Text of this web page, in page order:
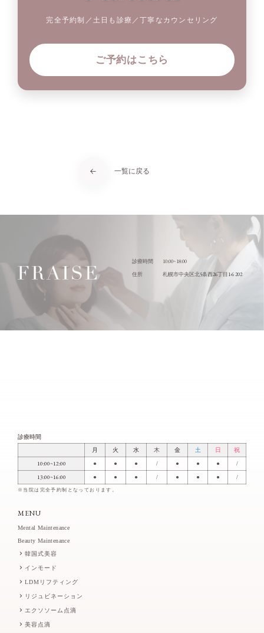
完全予約制／土日も診療／丁寧なカウンセリング
ご予約はこちら
一覧に戻る
診療時間 10:00~18:00
住所 札幌市中央区北5条西26丁目 1-6 202
診療時間
月
火 水 木 金 土 日 祝
10:00~12:00 ● ● ● / ● ● ● /
13:00~16:00 ● ● ● / ● ● ● /
※当院は完全予約制となっております。
MENU
Mental Maintenance
Beauty Maintenance
韓国式美容
インモード
LDMリフティング
リジュビネーション
エクソソーム点滴
美容点滴